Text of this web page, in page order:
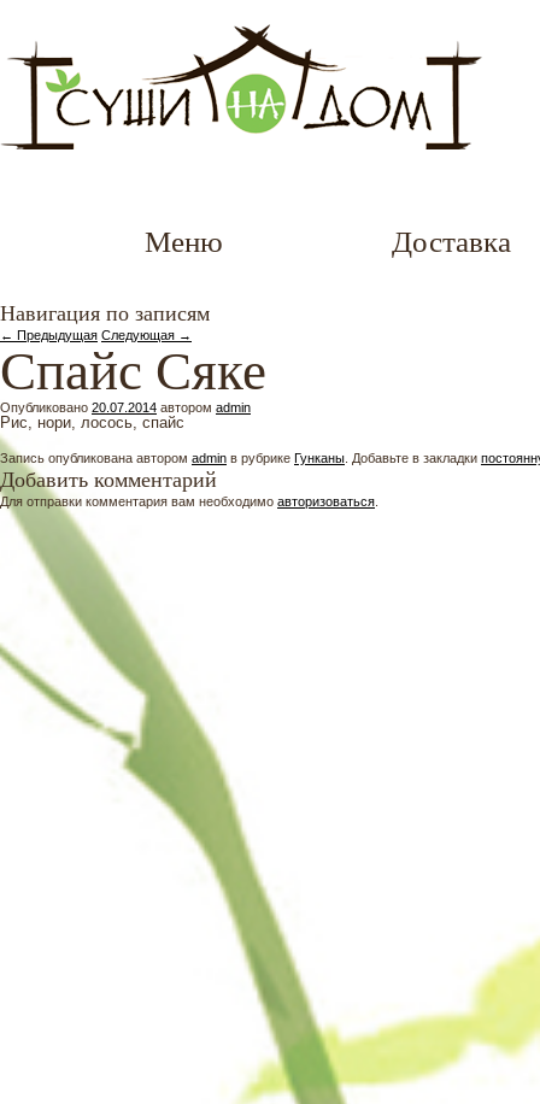
Меню Доставка
Навигация по записям
← Предыдущая Следующая →
Спайс Сяке
Опубликовано 20.07.2014 автором admin
Рис, нори, лосось, спайс
Запись опубликована автором admin в рубрике Гунканы . Добавьте в закладки
Добавить комментарий
Для отправки комментария вам необходимо авторизоваться